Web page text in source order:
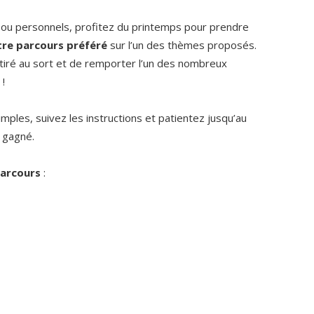
personnels, profitez du printemps pour prendre
parcours préféré sur l’un des thèmes proposés.
au sort et de remporter l’un des nombreux
suivez les instructions et patientez jusqu’au
: